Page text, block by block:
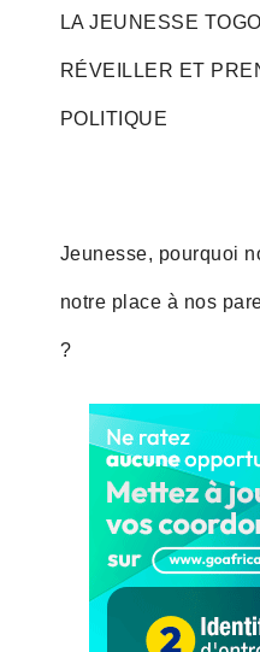
LA JEUNESSE
RÉVEILLER ET
POLITIQUE
Jeunesse, pourquoi
notre place à nos
?